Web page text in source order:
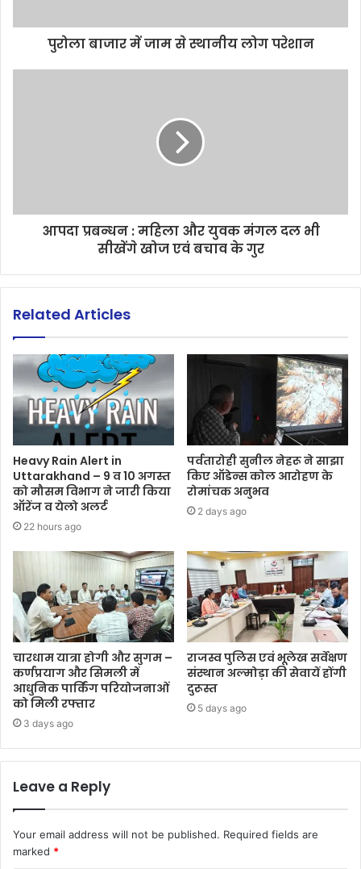
पुरोला बाजार में जाम से स्थानीय लोग परेशान
आपदा प्रबन्धन : महिला और युवक मंगल दल भी
सीखेंगे खोज एवं बचाव के गुर
Related Articles
Heavy Rain Alert in
Uttarakhand – 9 व 10 अगस्त
को मौसम विभाग ने जारी किया
ऑरेंज व येलो अलर्ट
22 hours ago
पर्वतारोही सुनील नेहरू ने साझा
किए ऑडेन्स कोल आरोहण के
रोमांचक अनुभव
2 days ago
चारधाम यात्रा होगी और सुगम –
कर्णप्रयाग और सिमली में
आधुनिक पार्किंग परियोजनाओं
को मिली रफ्तार
3 days ago
राजस्व पुलिस एवं भूलेख सर्वेक्षण
संस्थान अल्मोड़ा की सेवायें होंगी
दुरूस्त
5 days ago
Leave a Reply
Your email address will not be published. Required fields are
marked *